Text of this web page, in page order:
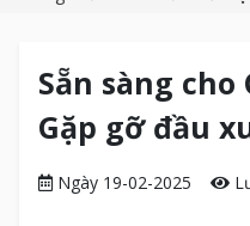
Sẵn sàng
Gặp gỡ đầu
Ngày 19-02-2025